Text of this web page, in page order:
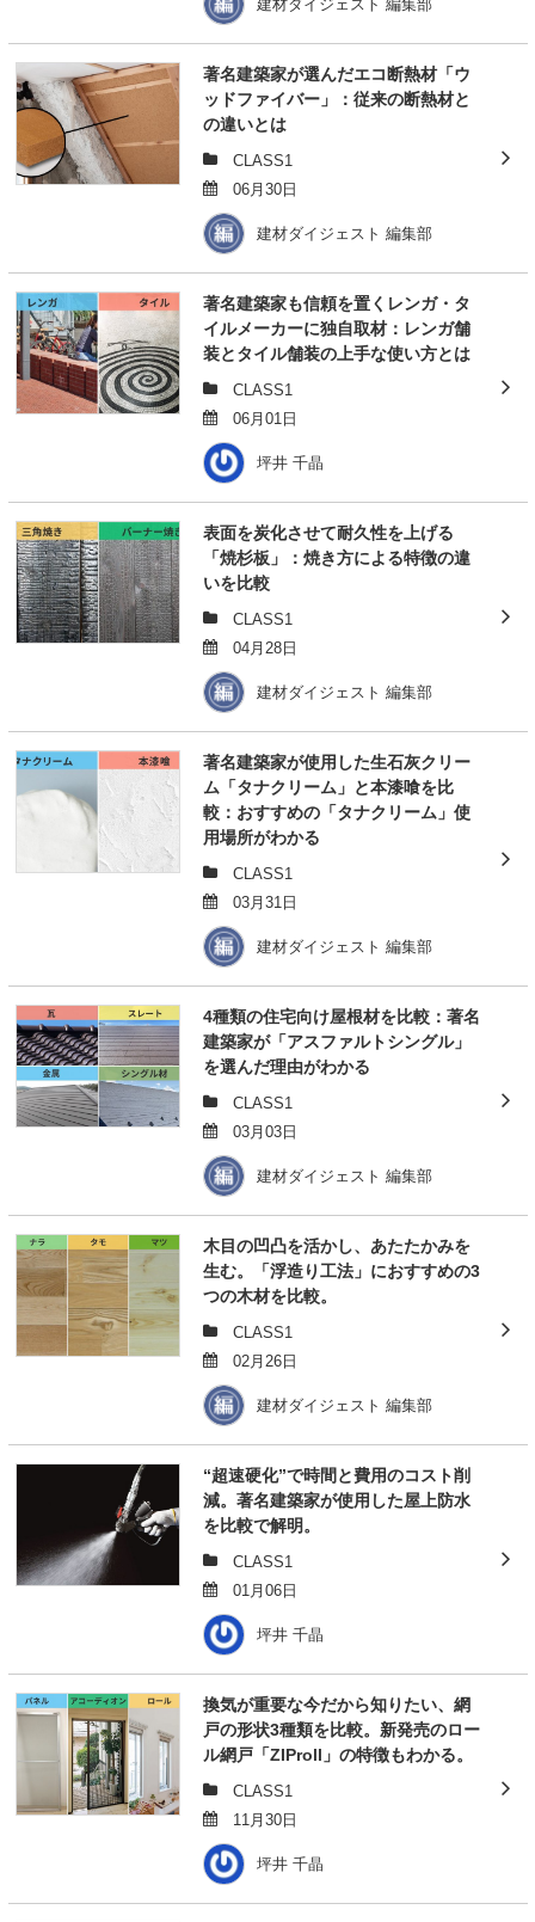
建材ダイジェスト 編集部
著名建築家が選んだエコ断熱材「ウ
ッドファイバー」：従来の断熱材と
の違いとは
CLASS1
06月30日
建材ダイジェスト 編集部
著名建築家も信頼を置くレンガ・タ
イルメーカーに独自取材：レンガ舗
装とタイル舗装の上手な使い方とは
CLASS1
06月01日
坪井 千晶
表面を炭化させて耐久性を上げる
「焼杉板」：焼き方による特徴の違
いを比較
CLASS1
04月28日
建材ダイジェスト 編集部
著名建築家が使用した生石灰クリー
ム「タナクリーム」と本漆喰を比
較：おすすめの「タナクリーム」使
用場所がわかる
CLASS1
03月31日
建材ダイジェスト 編集部
4種類の住宅向け屋根材を比較：著名
建築家が「アスファルトシングル」
を選んだ理由がわかる
CLASS1
03月03日
建材ダイジェスト 編集部
木目の凹凸を活かし、あたたかみを
生む。「浮造り工法」におすすめの3
つの木材を比較。
CLASS1
02月26日
建材ダイジェスト 編集部
“超速硬化”で時間と費用のコスト削
減。著名建築家が使用した屋上防水
を比較で解明。
CLASS1
01月06日
坪井 千晶
換気が重要な今だから知りたい、網
戸の形状3種類を比較。新発売のロー
ル網戸「ZIProll」の特徴もわかる。
CLASS1
11月30日
坪井 千晶